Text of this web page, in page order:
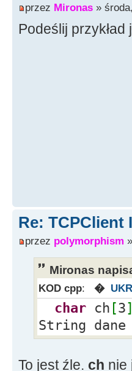
przez Mironas »
Podeślij
Re: TCPClient
przez polymorphism
Mironas
KOD cpp: �
char ch [3]
String dane
To jest źle. ch nie